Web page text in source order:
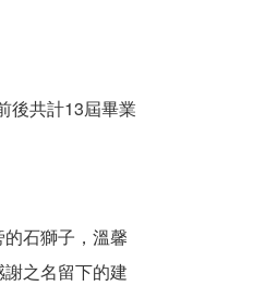
後共計13屆畢業
石獅子，溫馨
之名留下的建